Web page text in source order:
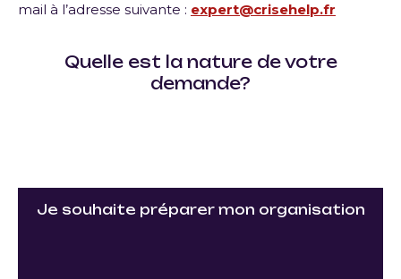
mail à l’adresse suivante : expert@crisehelp.fr
Quelle est la nature de votre
demande?
Je souhaite préparer mon organisation